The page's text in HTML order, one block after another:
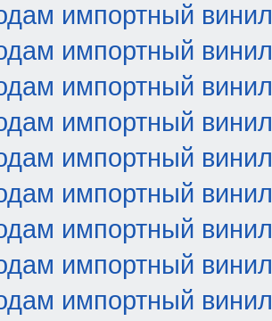
импортный винил
импортный винил
импортный винил
импортный винил
импортный винил
импортный винил
импортный винил
импортный винил
импортный винил